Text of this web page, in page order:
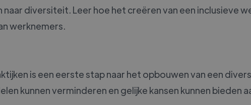
diversiteit. Leer hoe het creëren van een inclusieve
werknemers.
is een eerste stap naar het opbouwen van een
kunnen verminderen en gelijke kansen kunnen bieden